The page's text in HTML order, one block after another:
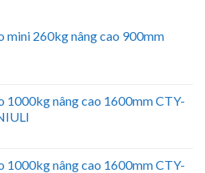
mini 260kg nâng cao 900mm
1000kg nâng cao 1600mm CTY-
1000kg nâng cao 1600mm CTY-